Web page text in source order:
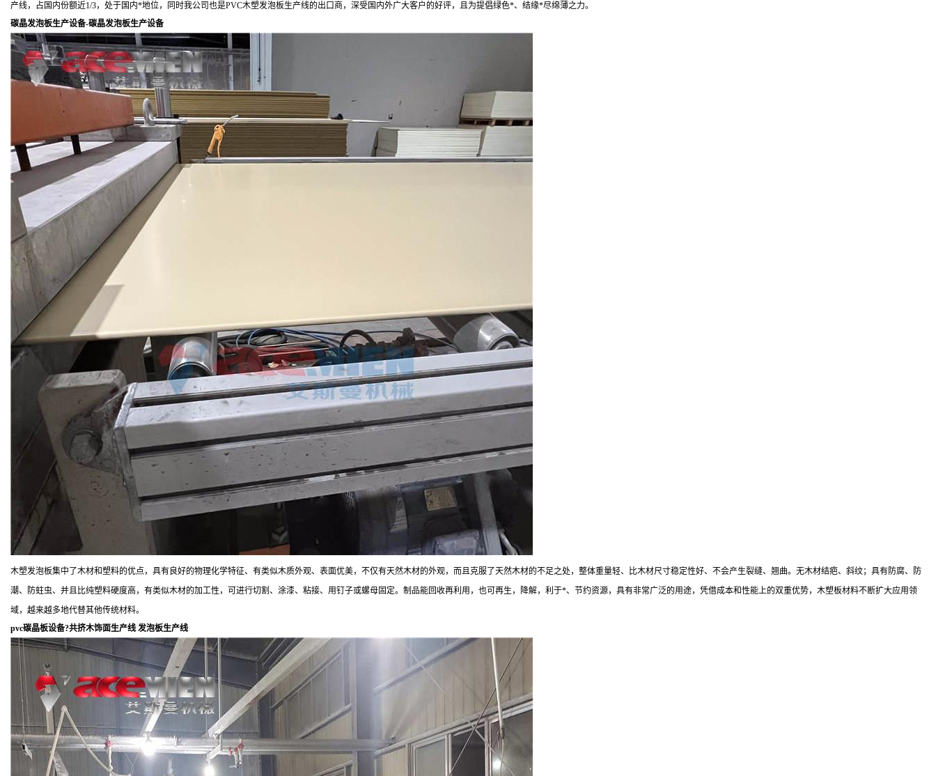
产线，占国内份额近1/3，处于国内*地位，同时我公司也是PVC木塑发泡板生产线的出口商，深受国内外广大客户的好评，且为提倡绿色*、结缘*尽绵薄之力。
碳晶发泡板生产设备-碳晶发泡板生产设备
木塑发泡板集中了木材和塑料的优点，具有良好的物理化学特征、有类似木质外观、表面优美，不仅有天然木材的外观，而且克服了天然木材的不足之处，整体重量轻、比木材尺寸稳定性好、不会产生裂缝、翘曲。无木材结疤、斜纹；具有防腐、防
潮、防蛀虫、并且比纯塑料硬度高，有类似木材的加工性，可进行切割、涂漆、粘接、用钉子或螺母固定。制品能回收再利用，也可再生，降解，利于*、节约资源，具有非常广泛的用途，凭借成本和性能上的双重优势，木塑板材料不断扩大应用领
域，越来越多地代替其他传统材料。
pvc碳晶板设备?共挤木饰面生产线 发泡板生产线